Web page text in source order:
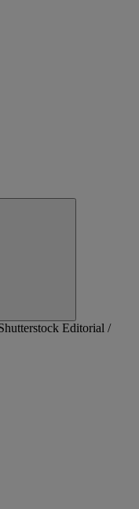
Editorial /